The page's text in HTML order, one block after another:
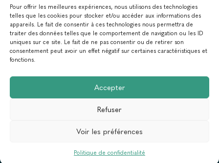
Pour offrir les meilleures expériences, nous utilisons des technologies
telles que les cookies pour stocker et/ou accéder aux informations des
appareils. Le fait de consentir à ces technologies nous permettra de
traiter des données telles que le comportement de navigation ou les ID
uniques sur ce site. Le fait de ne pas consentir ou de retirer son
consentement peut avoir un effet négatif sur certaines caractéristiques et
fonctions.
Accepter
Refuser
Voir les préférences
Politique de confidentialité
RECRUTEMENT
ACTUALITÉS
NEWSLETTER
Newsletter
Abonnez-vous à la newsletter du Réseau Action Climat.
POLITIQUE DE CONFIDENTIALITÉ